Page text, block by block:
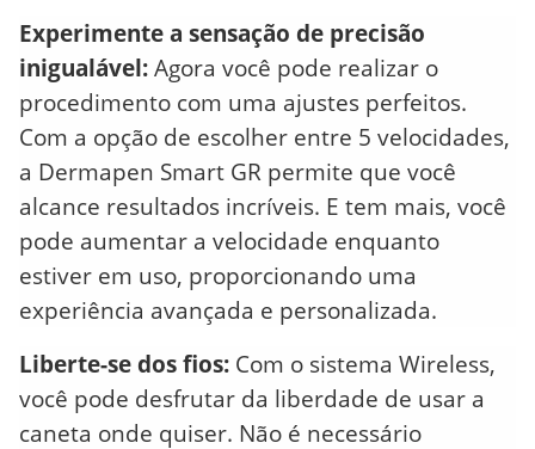
Experimente a sensação de precisão
inigualável: Agora você pode realizar o
procedimento com uma ajustes perfeitos.
Com a opção de escolher entre 5 velocidades,
a Dermapen Smart GR permite que você
alcance resultados incríveis. E tem mais, você
pode aumentar a velocidade enquanto
estiver em uso, proporcionando uma
experiência avançada e personalizada.
Liberte-se dos fios: Com o sistema Wireless,
você pode desfrutar da liberdade de usar a
caneta onde quiser. Não é necessário